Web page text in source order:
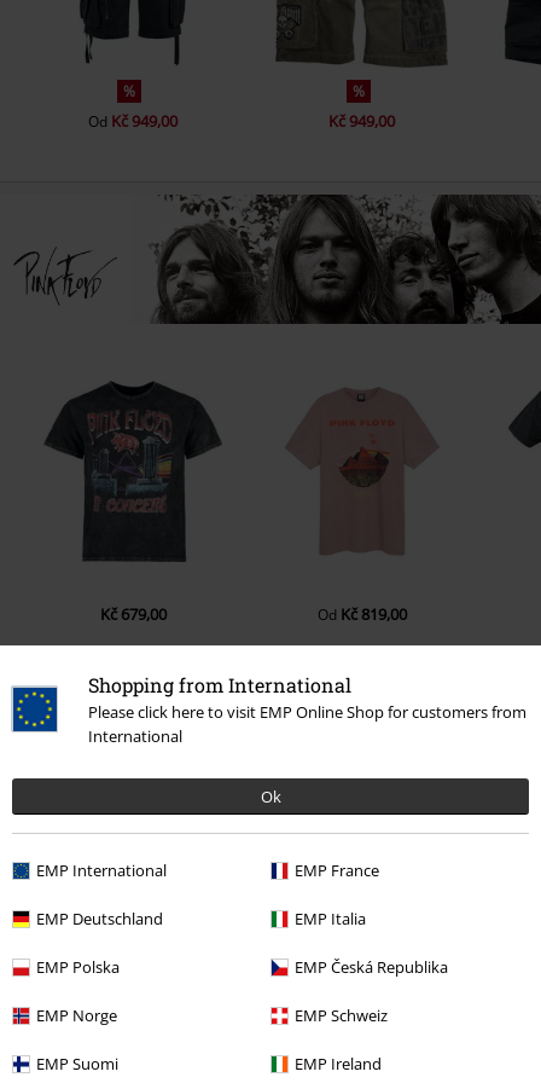
Shopping from International
Please click here to visit EMP Online Shop for customers from
International
Ok
EMP International EMP France
EMP Deutschland EMP Italia
EMP Polska EMP Česká Republika
EMP Norge EMP Schweiz
EMP Suomi EMP Ireland
%
Od Kč 949,00
%
Kč 949,00
Kč 679,00 Od Kč 819,00
0 Hodnocení
Podělte se o váš názor "Pulse".
Napsat hodnocení